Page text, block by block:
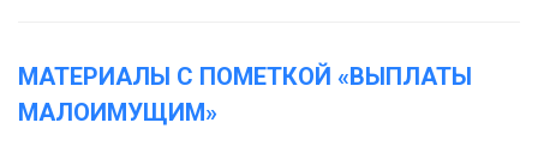
МАТЕРИАЛЫ С ПОМЕТКОЙ «ВЫПЛАТЫ
МАЛОИМУЩИМ»